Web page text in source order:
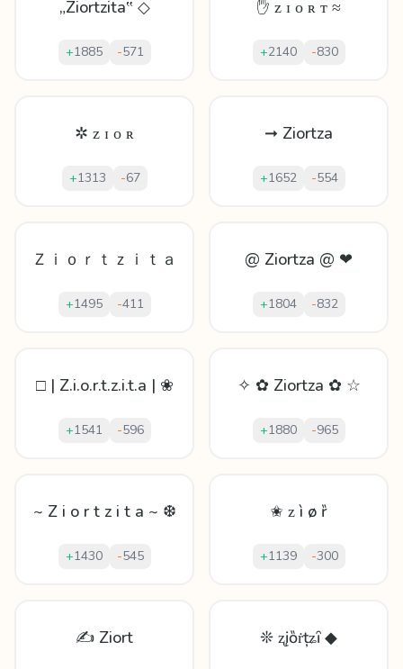
„Ziortzita‟ ◇
+1885 -571
✋ ᴢ ɪ ᴏ ʀ ᴛ ≈
+2140 -830
✲ ᴢ ɪ ᴏ ʀ
+1313 -67
➞ Ziortza
+1652 -554
Ｚｉｏｒｔｚｉｔａ
+1495 -411
@ Ziortza @ ❤
+1804 -832
□ | Z.i.o.r.t.z.i.t.a | ❀
+1541 -596
✧ ✿ Ziortza ✿ ☆
+1880 -965
~ Z i o r t z i t a ~ ❆
+1430 -545
✬ ᴢ ì ø ȑ
+1139 -300
✍ Ziort ❊ ʐįȍṙțʑȋ ◆